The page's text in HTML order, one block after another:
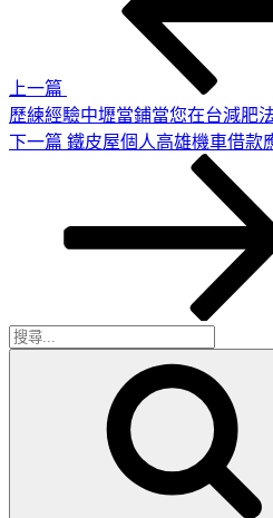
上一篇
歷練經驗中壢當鋪當您在台減肥
下
下一篇 鐵皮屋個人高雄機車借款
搜